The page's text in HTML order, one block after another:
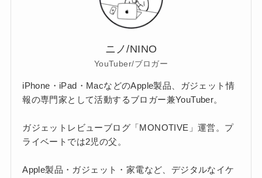
ニノ/NINO
YouTuber/ブロガー
iPhone・iPad・MacなどのApple製品、ガジェット情
報の専門家として活動するブロガー兼YouTuber。
ガジェットレビューブログ「MONOTIVE」運営。プ
ライベートでは2児の父。
Apple製品・ガジェット・家電など、デジタルなイケ